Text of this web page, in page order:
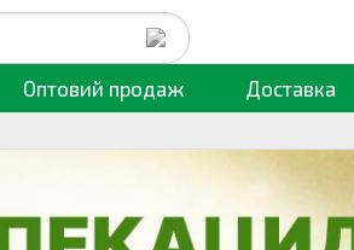
Оптовий продаж Доставка